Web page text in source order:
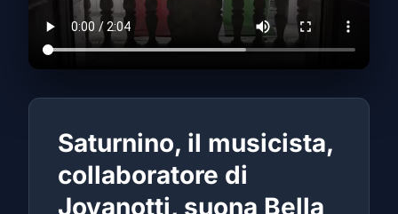
Saturnino, il musicista,
collaboratore di
Jovanotti, suona Bella